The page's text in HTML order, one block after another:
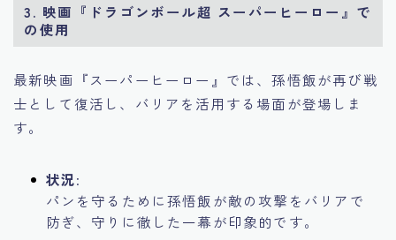
3. 映画『ドラゴンボール超 スーパーヒーロー』で
の使用
最新映画『スーパーヒーロー』では、孫悟飯が再び戦
士として復活し、バリアを活用する場面が登場しま
す。
状況:
パンを守るために孫悟飯が敵の攻撃をバリアで
防ぎ、守りに徹した一幕が印象的です。